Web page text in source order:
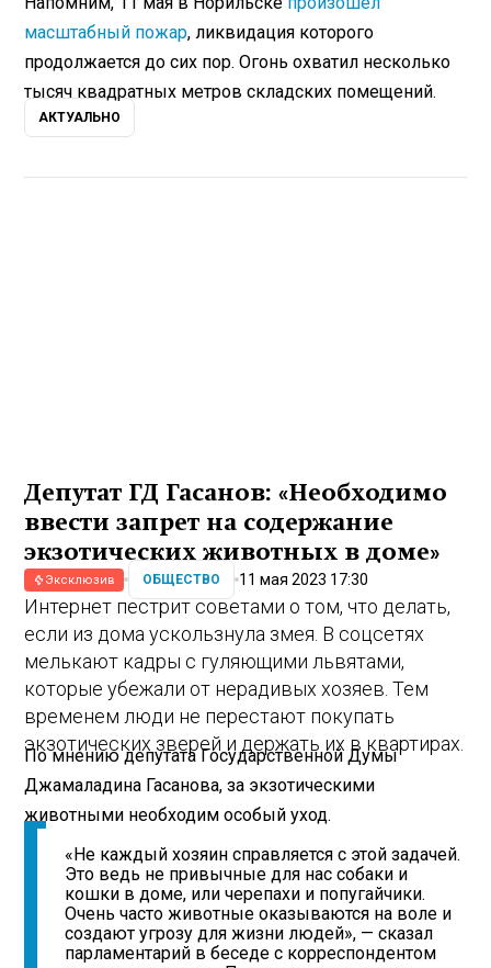
масштабный пожар, ликвидация которого
продолжается до сих пор. Огонь охватил несколько
тысяч квадратных метров складских помещений.
АКТУАЛЬНО
Депутат ГД Гасанов: «Необходимо
ввести запрет на содержание
экзотических животных в доме»
Эксклюзив ОБЩЕСТВО 11 мая 2023 17:30
Интернет пестрит советами о том, что делать,
если из дома ускользнула змея. В соцсетях
мелькают кадры с гуляющими львятами,
которые убежали от нерадивых хозяев. Тем
временем люди не перестают покупать
экзотических зверей и держать их в квартирах.
По мнению депутата Государственной Думы
Джамаладина Гасанова, за экзотическими
животными необходим особый уход.
«Не каждый хозяин справляется с этой задачей.
Это ведь не привычные для нас собаки и
кошки в доме, или черепахи и попугайчики.
Очень часто животные оказываются на воле и
создают угрозу для жизни людей», — сказал
парламентарий в беседе с корреспондентом